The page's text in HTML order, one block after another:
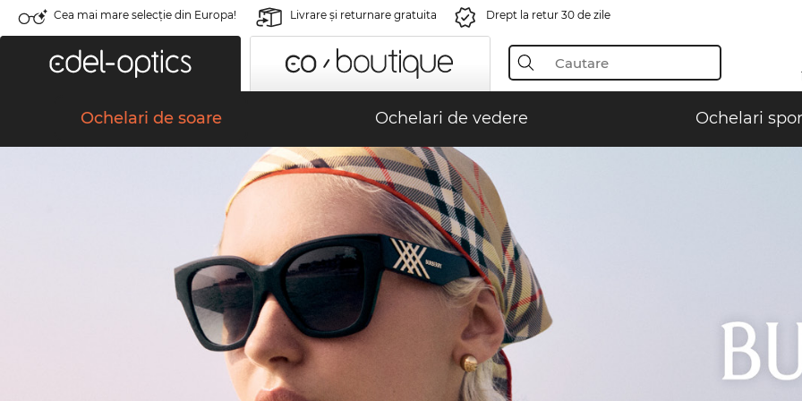
Cea mai mare selecție din Europa! Livrare şi returnare gratuita Drept la retur 30 de zile
Ochelari de soare Ochelari de vedere Ochelari